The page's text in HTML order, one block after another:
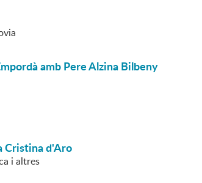
amb Pere Alzina Bilbeny
Cristina d'Aro
i altres